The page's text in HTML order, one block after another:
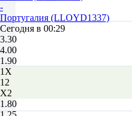
-
Португалия (LLOYD1337)
Сегодня в 00:29
3.30
4.00
1.90
1X
12
X2
1.80